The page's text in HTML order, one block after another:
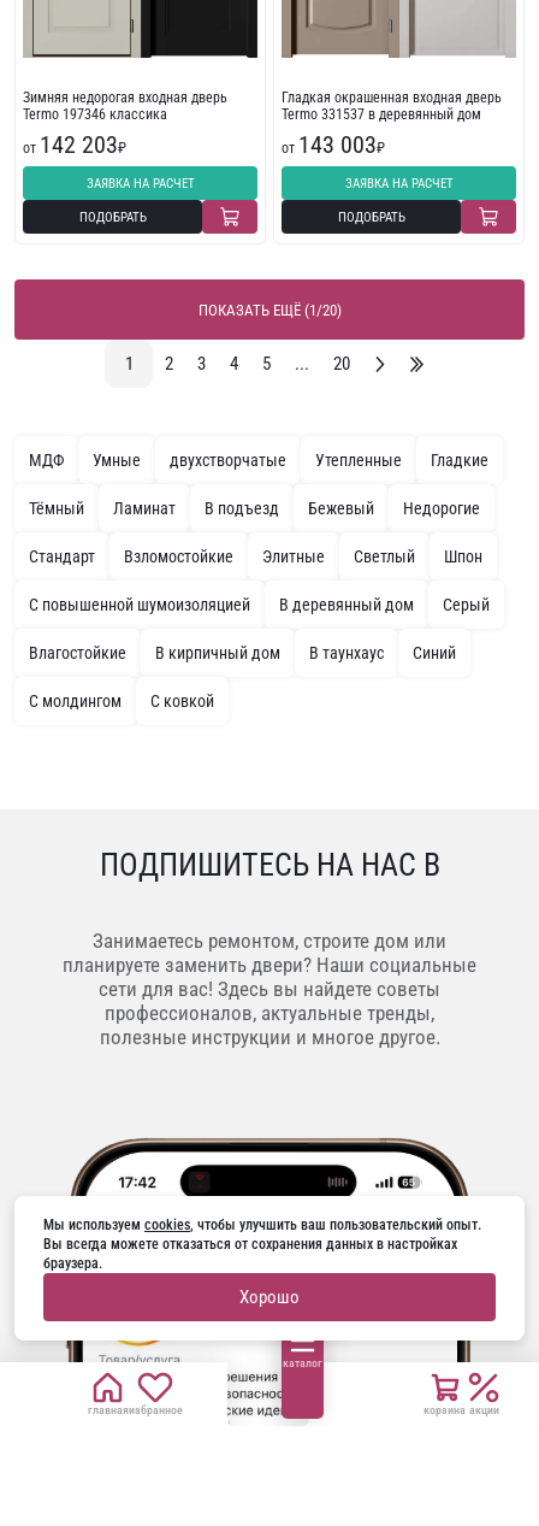
главнаяизбранное
каталог
корзина акции
Зимняя недорогая входная дверь
Termo 197346 классика
от 142 203₽
ЗАЯВКА НА РАСЧЕТ
ПОДОБРАТЬ
Гладкая окрашенная входная дверь
Termo 331537 в деревянный дом
от 143 003₽
ЗАЯВКА НА РАСЧЕТ
ПОДОБРАТЬ
ПОКАЗАТЬ ЕЩЁ (1/20)
1 2 3 4 5 ... 20
МДФ Умные двухстворчатые Утепленные Гладкие
Тёмный Ламинат В подъезд Бежевый Недорогие
Стандарт Взломостойкие Элитные Светлый Шпон
С повышенной шумоизоляцией В деревянный дом Серый
Влагостойкие В кирпичный дом В таунхаус Синий
С молдингом С ковкой
ПОДПИШИТЕСЬ НА НАС В
Занимаетесь ремонтом, строите дом или
планируете заменить двери? Наши социальные
сети для вас! Здесь вы найдете советы
профессионалов, актуальные тренды,
полезные инструкции и многое другое.
Мы используем cookies, чтобы улучшить ваш пользовательский опыт.
Вы всегда можете отказаться от сохранения данных в настройках
браузера.
Хорошо